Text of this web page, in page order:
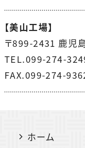
【美山工場】
〒899-2431 鹿児
TEL.099-274-
FAX.099-274-
ホーム